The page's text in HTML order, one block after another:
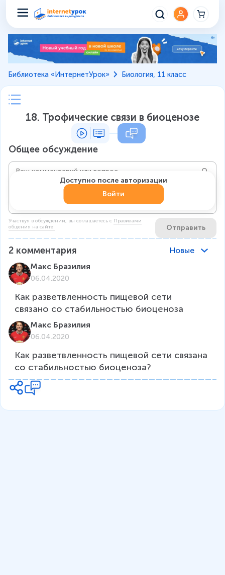
Библиотека «ИнтернетУрок» Биология, 11 класс
18. Трофические связи в биоценозе
Общее обсуждение
Участвуя в обсуждении, вы соглашаетесь c Правилами
общения на сайте.
Отправить
Доступно после авторизации
Войти
2 комментария
Новые
Макс Бразилия
06.04.2020
Как разветвленность пищевой сети
связано со стабильностью биоценоза
Макс Бразилия
06.04.2020
Как разветвленность пищевой сети связана
со стабильностью биоценоза?